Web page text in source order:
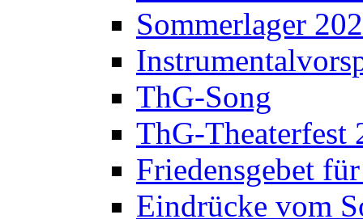
Sommerlager
ThG-Song
ThG-Theaterfest
Friedensgebet
Eindrücke vom